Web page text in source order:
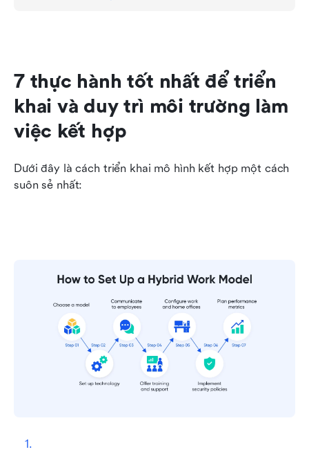
7 thực hành tốt nhất để triển
khai và duy trì môi trường làm
việc kết hợp
Dưới đây là cách triển khai mô hình kết hợp một cách
suôn sẻ nhất: